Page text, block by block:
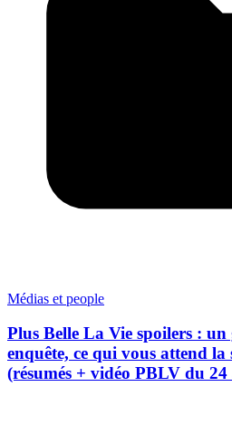
Médias et people
Plus Belle La Vie spoilers :
enquête, ce qui vous attend la
(résumés + vidéo PBLV du